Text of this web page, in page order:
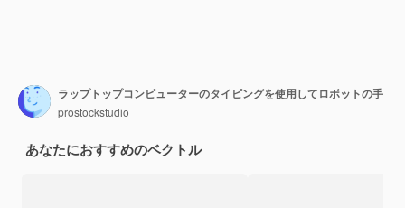
ラップトップコンピューターのタイピングを使用してロボットの手
prostockstudio
あなたにおすすめのベクトル